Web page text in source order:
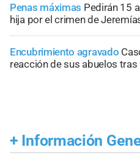
Penas máximas Pedirán 15
hija por el crimen de
Encubrimiento agravado
reacción de sus abuelos
+ Información